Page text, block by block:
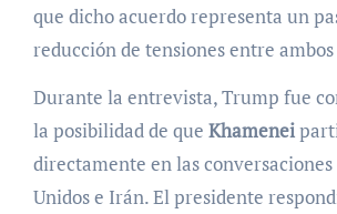
que dicho acuerdo representa un
reducción de tensiones entre ambos
Durante la entrevista, Trump fue
la posibilidad de que Khamenei
directamente en las conversaciones
Unidos e Irán. El presidente